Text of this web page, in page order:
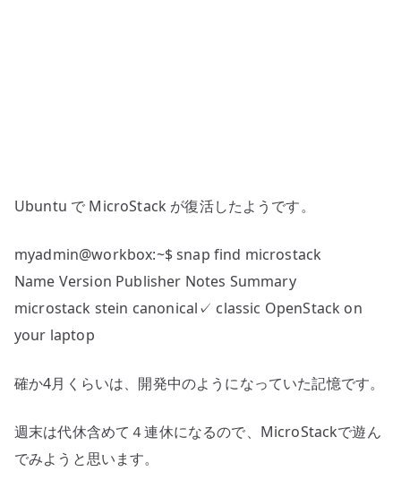
Ubuntu で MicroStack が復活したようです。
myadmin@workbox:~$ snap find microstack
Name Version Publisher Notes Summary
microstack stein canonical✓ classic OpenStack on
your laptop
確か4月くらいは、開発中のようになっていた記憶です。
週末は代休含めて４連休になるので、MicroStackで遊ん
でみようと思います。